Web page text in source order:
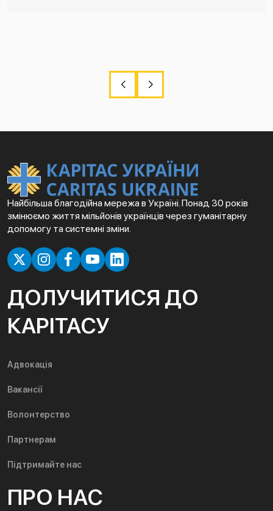
Найбільша благодійна мережа в Україні. Понад 30 років
змінюємо життя мільйонів українців через гуманітарну
допомогу та системні зміни.
ДОЛУЧИТИСЯ ДО
КАРІТАСУ
Адвокація
Вакансії
Волонтерство
Партнерам
Підтримайте нас
ПРО НАС